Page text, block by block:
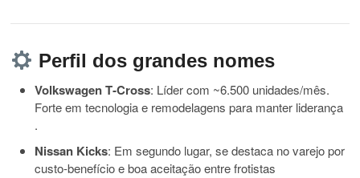
Perfil dos grandes nomes
Volkswagen T‑Cross: Líder com ~6.500 unidades/mês.
Forte em tecnologia e remodelagens para manter liderança
.
Nissan Kicks: Em segundo lugar, se destaca no varejo por
custo-benefício e boa aceitação entre frotistas